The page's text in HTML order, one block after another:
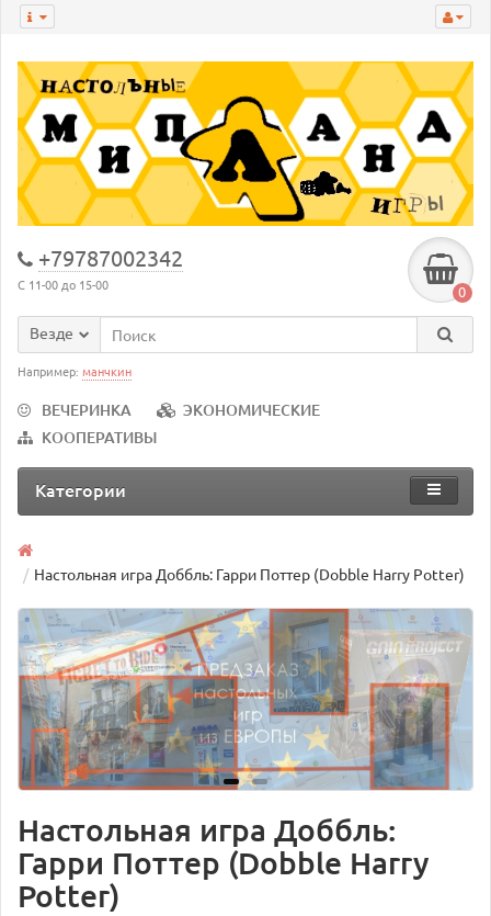
+79787002342
С 11-00 до 15-00 0
Везде
Например: манчкин
ВЕЧЕРИНКА
ЭКОНОМИЧЕСКИЕ
КООПЕРАТИВЫ
Категории
Настольная игра Доббль: Гарри Поттер (Dobble Harry Potter)
Настольная игра Доббль:
Гарри Поттер (Dobble Harry
Potter)